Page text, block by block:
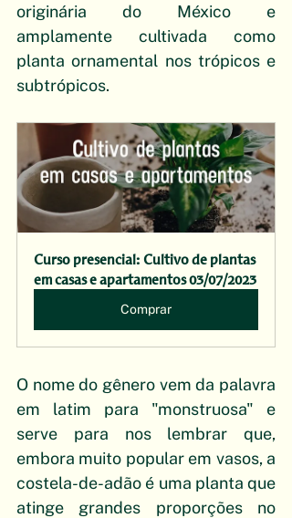
originária do México e
amplamente cultivada como
planta ornamental nos trópicos e
subtrópicos.
Curso presencial: Cultivo de plantas
em casas e apartamentos 03/07/2023
Comprar
O nome do gênero vem da palavra
em latim para "monstruosa" e
serve para nos lembrar que,
embora muito popular em vasos, a
costela-de-adão é uma planta que
atinge grandes proporções no